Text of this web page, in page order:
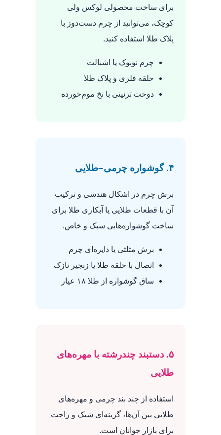
برای ساخت محصولی لوکس ولی
کوچک، می‌توانید از چرم دست‌دوز با
پلاک طلا استفاده کنید.
چرم نوبوک یا اشبالت
حلقه فلزی و پلاک طلا
دوخت تزئینی با نخ موم‌خورده
۴. گوشواره چرمی–طلایی
برش چرم در اشکال هندسی و ترکیب
آن با قطعات طلایی یا آبکاری طلا برای
ساخت گوشواره‌هایی سبک و خاص.
برش مثلثی یا دایره‌ای چرم
اتصال با حلقه طلا یا زنجیر نازک
ساق گوشواره از طلا ۱۸ عیار
۵. دستبند چندرشته با مهره‌های
طلایی
استفاده از چند بند چرمی و مهره‌های
طلایی بین آن‌ها، گزینه‌ای شیک و راحت
برای بازار جوانان است.